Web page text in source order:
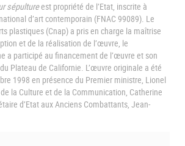
sépultureest propriété de l’Etat, inscrite à
d’art contemporain (FNAC 99089). Le
plastiques (Cnap) a pris en charge la maîtrise
et de la réalisation de l’œuvre, le
a participé au financement de l’œuvre et son
Plateau de Californie. L’œuvre originale a été
1998 en présence du Premier ministre, Lionel
la Culture et de la Communication, Catherine
d’Etat aux Anciens Combattants, Jean-